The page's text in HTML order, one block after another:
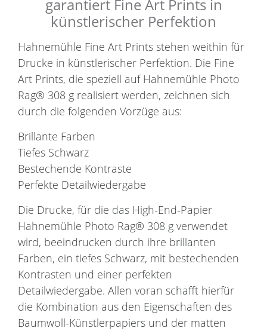
garantiert Fine Art Prints in
künstlerischer Perfektion
Hahnemühle Fine Art Prints stehen weithin für
Drucke in künstlerischer Perfektion. Die Fine
Art Prints, die speziell auf Hahnemühle Photo
Rag® 308 g realisiert werden, zeichnen sich
durch die folgenden Vorzüge aus:
Brillante Farben
Tiefes Schwarz
Bestechende Kontraste
Perfekte Detailwiedergabe
Die Drucke, für die das High-End-Papier
Hahnemühle Photo Rag® 308 g verwendet
wird, beeindrucken durch ihre brillanten
Farben, ein tiefes Schwarz, mit bestechenden
Kontrasten und einer perfekten
Detailwiedergabe. Allen voran schafft hierfür
die Kombination aus den Eigenschaften des
Baumwoll-Künstlerpapiers und der matten